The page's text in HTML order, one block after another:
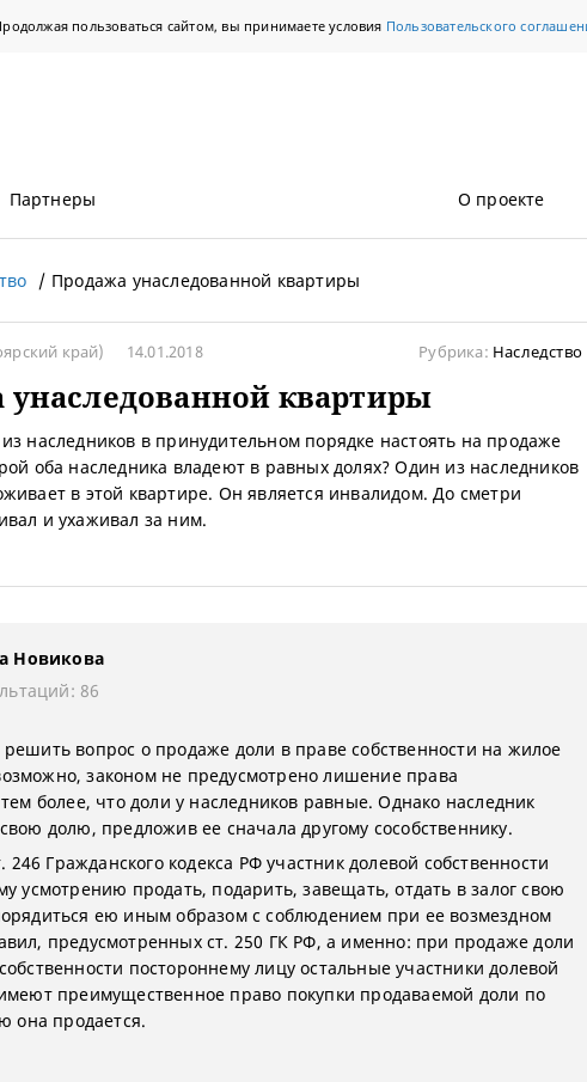
пользоваться сайтом, вы принимаете условия Пользовательского
Партнеры О проекте
Продажа унаследованной квартиры
край) 14.01.2018 Рубрика: Наследство
квартиры
наследников в принудительном порядке настоять на продаже
оба наследника владеют в равных долях? Один из наследников
в этой квартире. Он является инвалидом. До сметри
и ухаживал за ним.
Новикова
86
вопрос о продаже доли в праве собственности на жилое
законом не предусмотрено лишение права
более, что доли у наследников равные. Однако наследник
долю, предложив ее сначала другому сособственнику.
246 Гражданского кодекса РФ участник долевой собственности
усмотрению продать, подарить, завещать, отдать в залог свою
ею иным образом с соблюдением при ее возмездном
предусмотренных ст. 250 ГК РФ, а именно: при продаже доли
постороннему лицу остальные участники долевой
преимущественное право покупки продаваемой доли по
она продается.